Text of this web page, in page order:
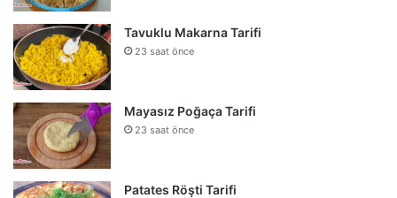
Tavuklu Makarna Tarifi
23 saat önce
Mayasız Poğaça Tarifi
23 saat önce
Patates Röşti Tarifi